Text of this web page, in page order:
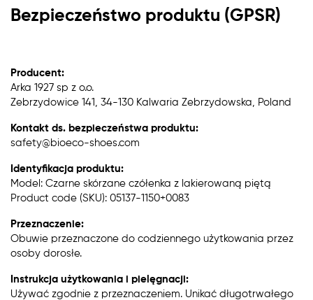
Bezpieczeństwo produktu (GPSR)
Producent:
Arka 1927 sp z o.o.
Zebrzydowice 141, 34-130 Kalwaria Zebrzydowska, Poland
Kontakt ds. bezpieczeństwa produktu:
safety@bioeco-shoes.com
Identyfikacja produktu:
Model: Czarne skórzane czółenka z lakierowaną piętą
Product code (SKU): 05137-1150+0083
Przeznaczenie:
Obuwie przeznaczone do codziennego użytkowania przez
osoby dorosłe.
Instrukcja użytkowania i pielęgnacji:
Używać zgodnie z przeznaczeniem. Unikać długotrwałego